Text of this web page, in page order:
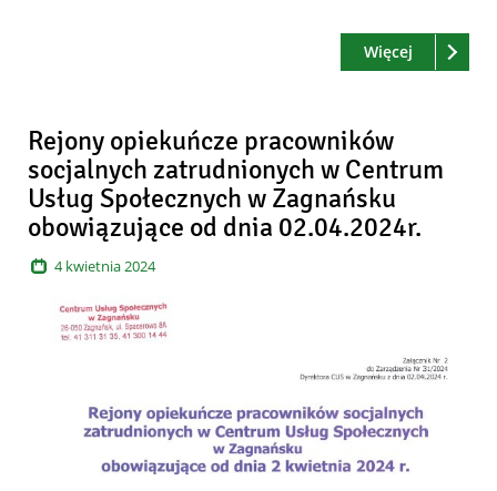
Czytaj
Więcej o:
Rejony opiekuńcze pracowników
socjalnych zatrudnionych w Centrum
Usług Społecznych w Zagnańsku
obowiązujące od dnia 02.04.2024r.
4kwietnia2024